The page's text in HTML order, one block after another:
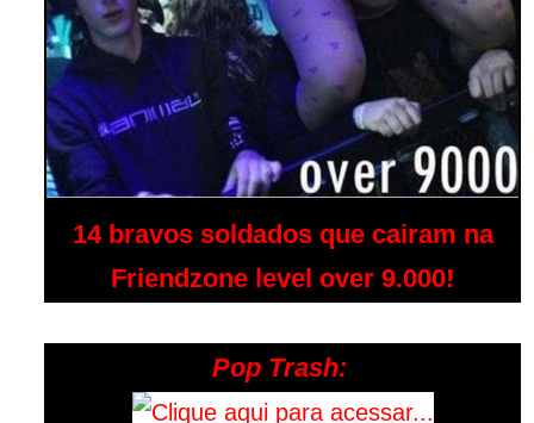
14 bravos soldados que cairam na
Friendzone level over 9.000!
Pop Trash: